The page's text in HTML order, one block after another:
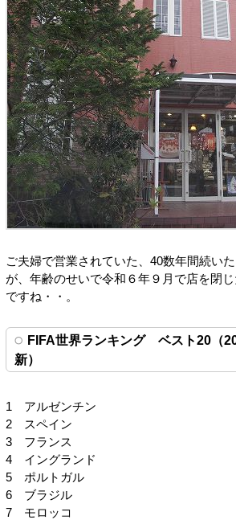
ご夫婦で営業されていた、40数年間続い
が、年齢のせいで令和６年９月で店を閉
ですね・・。
FIFA世界ランキング ベスト20（
新）
1 アルゼンチン
2 スペイン
3 フランス
4 イングランド
5 ポルトガル
6 ブラジル
7 モロッコ